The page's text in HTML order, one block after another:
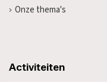
Onze thema's
Activiteiten